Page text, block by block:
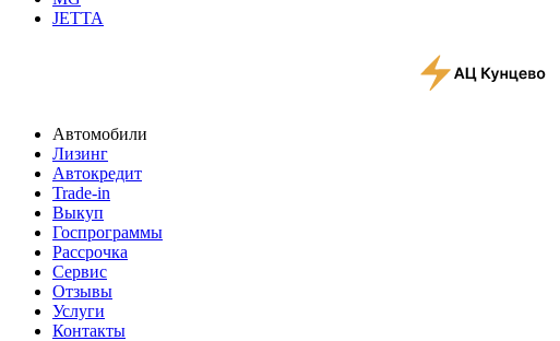
JETTA
Автомобили
Лизинг
Автокредит
Trade-in
Выкуп
Госпрограммы
Рассрочка
Сервис
Отзывы
Услуги
Контакты